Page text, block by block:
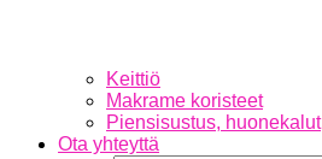
Keittiö
Makrame koristeet
Piensisustus, huonekalut
Ota yhteyttä